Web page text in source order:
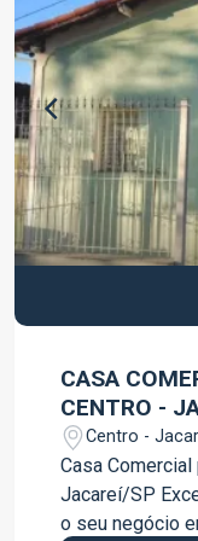
CASA
CENTRO -
Centro -
Casa
Jacareí/SP Excelente oportunidade para instalar
o seu negócio